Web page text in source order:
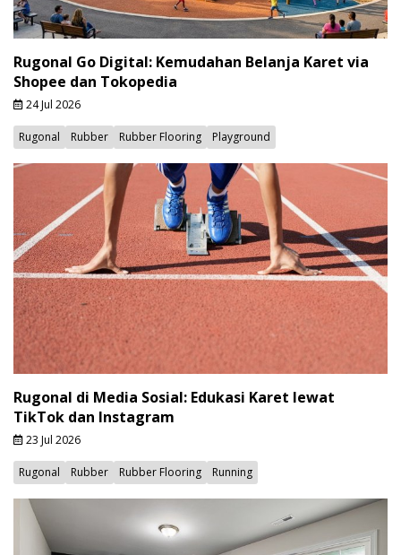
Rugonal Go Digital: Kemudahan Belanja Karet via
Shopee dan Tokopedia
24 Jul 2026
Rugonal Rubber Rubber Flooring Playground
Rugonal di Media Sosial: Edukasi Karet lewat
TikTok dan Instagram
23 Jul 2026
Rugonal Rubber Rubber Flooring Running